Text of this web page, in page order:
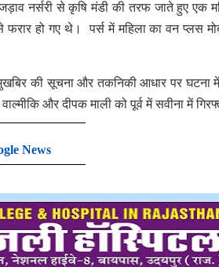
नर्सरी से कृषि मंडी की तरफ जाते हुए एक
हो गए थे। पर्स में महिला का वन प्लस
मुखबिर की सूचना और तकनिकी आधार पर घटना
और दीपक माली को पूर्व में सवीना में
News